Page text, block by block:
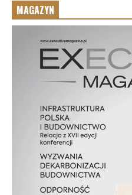
MAGAZYN